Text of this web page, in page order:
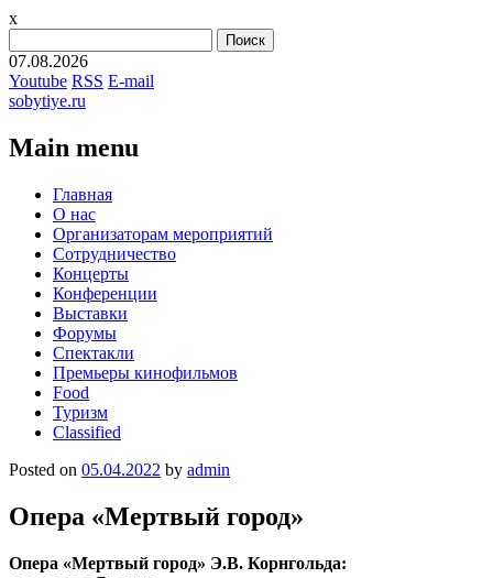
x
07.08.2026
Youtube RSS E-mail
sobytiye.ru
Main menu
Skip
content
Главная
О нас
Организаторам мероприятий
Сотрудничество
Концерты
Конференции
Выставки
Форумы
Спектакли
Премьеры кинофильмов
Food
Туризм
Сlassified
Posted on 05.04.2022 by admin
Опера «Мертвый город»
Опера «Мертвый город» Э.В. Корнгольда: